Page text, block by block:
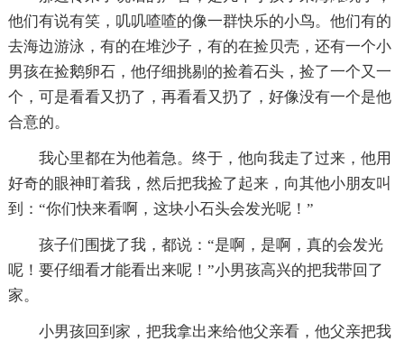
他们有说有笑，叽叽喳喳的像一群快乐的小鸟。他们有的
去海边游泳，有的在堆沙子，有的在捡贝壳，还有一个小
男孩在捡鹅卵石，他仔细挑剔的捡着石头，捡了一个又一
个，可是看看又扔了，再看看又扔了，好像没有一个是他
合意的。
我心里都在为他着急。终于，他向我走了过来，他用
好奇的眼神盯着我，然后把我捡了起来，向其他小朋友叫
到：“你们快来看啊，这块小石头会发光呢！”
孩子们围拢了我，都说：“是啊，是啊，真的会发光
呢！要仔细看才能看出来呢！”小男孩高兴的把我带回了
家。
小男孩回到家，把我拿出来给他父亲看，他父亲把我